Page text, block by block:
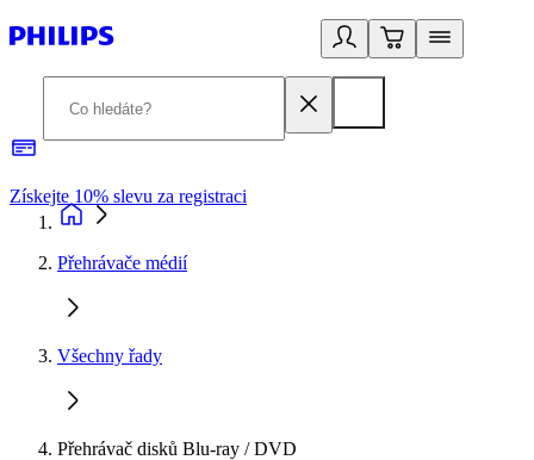
Získejte 10% slevu za registraci
Přehrávače médií
Všechny řady
Přehrávač disků Blu-ray / DVD